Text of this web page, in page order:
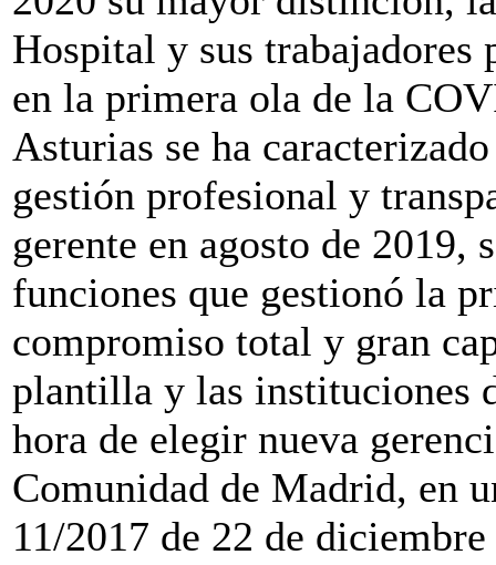
Hospital y sus trabajadores
en la primera ola de la
Asturias se ha
gestión profesional y
gerente en agosto de 2019,
funciones que gestionó la
compromiso total y gran
plantilla y las instituciones
hora de elegir nueva
Comunidad de Madrid, en
11/2017 de 22 de